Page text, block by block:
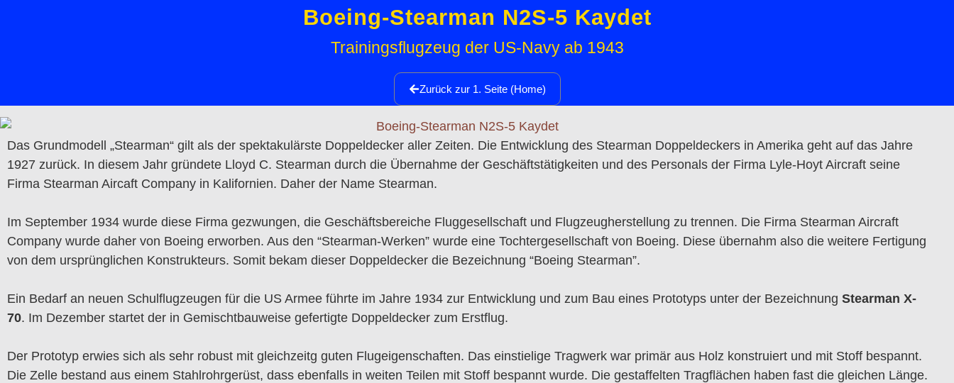
Boeing-Stearman N2S-5 Kaydet
Trainingsflugzeug der US-Navy ab 1943
Zurück zur 1. Seite (Home)
Das Grundmodell „Stearman“ gilt als der spektakulärste Doppeldecker aller Zeiten. Die Entwicklung des Stearman Doppeldeckers in Amerika geht auf das Jahre
1927 zurück. In diesem Jahr gründete Lloyd C. Stearman durch die Übernahme der Geschäftstätigkeiten und des Personals der Firma Lyle-Hoyt Aircraft seine
Firma Stearman Aircaft Company in Kalifornien. Daher der Name Stearman.
Im September 1934 wurde diese Firma gezwungen, die Geschäftsbereiche Fluggesellschaft und Flugzeugherstellung zu trennen. Die Firma Stearman Aircraft
Company wurde daher von Boeing erworben. Aus den “Stearman-Werken” wurde eine Tochtergesellschaft von Boeing. Diese übernahm also die weitere Fertigung
von dem ursprünglichen Konstrukteurs. Somit bekam dieser Doppeldecker die Bezeichnung “Boeing Stearman”.
Ein Bedarf an neuen Schulflugzeugen für die US Armee führte im Jahre 1934 zur Entwicklung und zum Bau eines Prototyps unter der Bezeichnung Stearman X-
70. Im Dezember startet der in Gemischtbauweise gefertigte Doppeldecker zum Erstflug.
Der Prototyp erwies sich als sehr robust mit gleichzeitg guten Flugeigenschaften. Das einstielige Tragwerk war primär aus Holz konstruiert und mit Stoff bespannt.
Die Zelle bestand aus einem Stahlrohrgerüst, dass ebenfalls in weiten Teilen mit Stoff bespannt wurde. Die gestaffelten Tragflächen haben fast die gleichen Länge.